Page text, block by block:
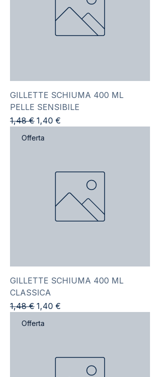
GILLETTE SCHIUMA 400 ML
PELLE SENSIBILE
Prezzo regolare
1,48 € Prezzo scontato
1,40 €
Offerta
GILLETTE SCHIUMA 400 ML
CLASSICA
Prezzo regolare
1,48 € Prezzo scontato
1,40 €
Offerta